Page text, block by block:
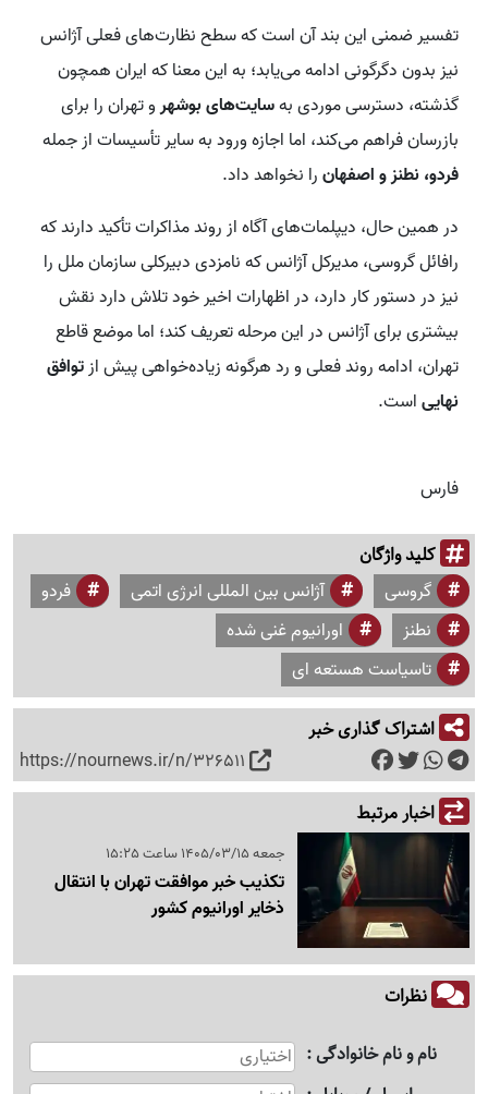
تفسیر ضمنی این بند آن است که سطح نظارت‌های فعلی آژانس
نیز بدون دگرگونی ادامه می‌یابد؛ به این معنا که ایران همچون
گذشته، دسترسی موردی بهسایت‌های بوشهرو تهران را برای
بازرسان فراهم می‌کند، اما اجازه ورود به سایر تأسیسات از جمله
فردو، نطنز و اصفهانرا نخواهد داد.
در همین حال، دیپلمات‌های آگاه از روند مذاکرات تأکید دارند که
رافائل گروسی، مدیرکل آژانس که نامزدی دبیرکلی سازمان ملل را
نیز در دستور کار دارد، در اظهارات اخیر خود تلاش دارد نقش
بیشتری برای آژانس در این مرحله تعریف کند؛ اما موضع قاطع
تهران، ادامه روند فعلی و رد هرگونه زیاده‌خواهی پیش ازتوافق
نهاییاست.
فارس
کلید واژگان
گروسی آژانس بین المللی انرژی اتمی
فردو
نطنز
اورانیوم غنی شده
تاسیاست هستعه ای
اشتراک گذاری خبر
https://nournews.ir/n/326511
اخبار مرتبط
جمعه 1405/03/15 ساعت 15:25
تکذیب خبر موافقت تهران با انتقال
ذخایر اورانیوم کشور
نظرات
نام و نام خانوادگی